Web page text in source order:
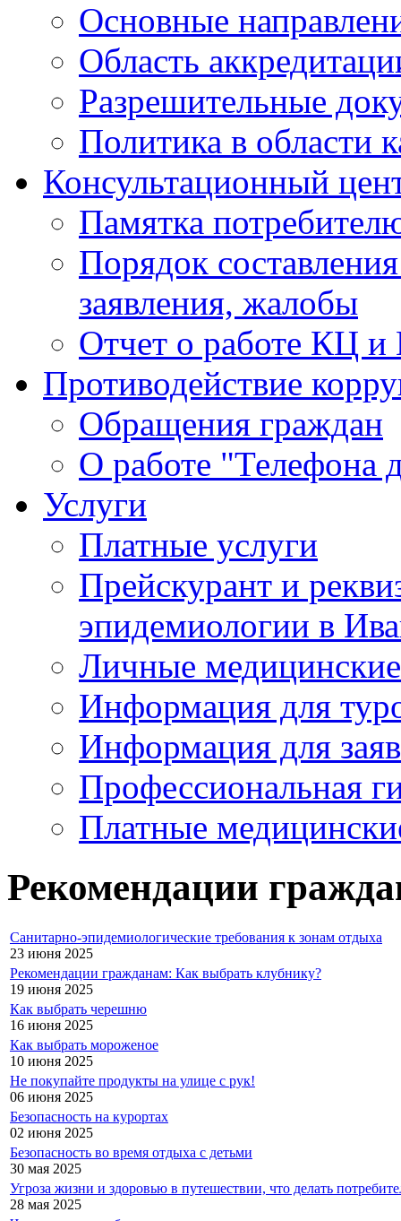
Основные
Область
Разрешительные
Политика в области
Консультационный
Памятка
Порядок
заявления, жалобы
Отчет о работе КЦ
Противодействие
Обращения граждан
О работе "Телефона
Услуги
Платные услуги
Прейскурант и
эпидемиологии в
Личные
Информация для
Информация для
Профессиональная
Платные
Рекомендации
Санитарно-эпидемиологические требования к зонам отдыха
23 июня 2025
Рекомендации гражданам: Как выбрать клубнику?
19 июня 2025
Как выбрать черешню
16 июня 2025
Как выбрать мороженое
10 июня 2025
Не покупайте продукты на улице с рук!
06 июня 2025
Безопасность на курортах
02 июня 2025
Безопасность во время отдыха с детьми
30 мая 2025
Угроза жизни и здоровью в путешествии, что делать
28 мая 2025